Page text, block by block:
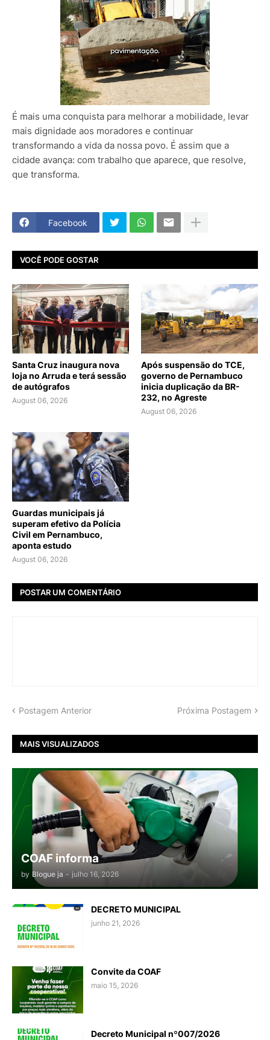
É mais uma conquista para melhorar a mobilidade, levar
mais dignidade aos moradores e continuar
transformando a vida da nossa povo. É assim que a
cidade avança: com trabalho que aparece, que resolve,
que transforma.
Facebook
VOCÊ PODE GOSTAR
Santa Cruz inaugura nova
loja no Arruda e terá sessão
de autógrafos
August 06, 2026
Após suspensão do TCE,
governo de Pernambuco
inicia duplicação da BR-
232, no Agreste
August 06, 2026
Guardas municipais já
superam efetivo da Polícia
Civil em Pernambuco,
aponta estudo
August 06, 2026
POSTAR UM COMENTÁRIO
Postagem Anterior Próxima Postagem
MAIS VISUALIZADOS
COAF informa
by Blogue ja - julho 16, 2026
DECRETO MUNICIPAL
junho 21, 2026
Convite da COAF
maio 15, 2026
Decreto Municipal nº007/2026